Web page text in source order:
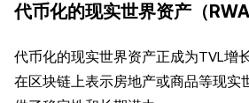
代币化的现实世界资产（
代币化的现实世界资产正成为TVL增
在区块链上表示房地产或商品等现实